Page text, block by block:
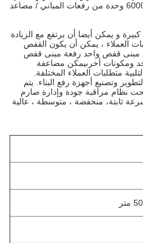
البلاد. كل عام نحن نقدم أكثر من 6000 وحدة من رفعات المباني / مصاعد
و يمكن أيضا أن يرتفع مع الزيادة
العملاء ، يمكن أن يكون القفص
مبنى قفص واحد رفعة مبنى قفص
أخرىيمكن مضاعفة
متطلبات العملاء المختلفة.
وتصنيع أجهزة رفع البناء. يتم
نظام مراقبة جودة وإدارة صارم
ثابتة، منخفضة ، متوسطة ، عالية